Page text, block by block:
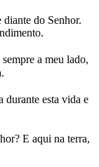
do Senhor.
a meu lado,
durante esta vida e
E aqui na terra,